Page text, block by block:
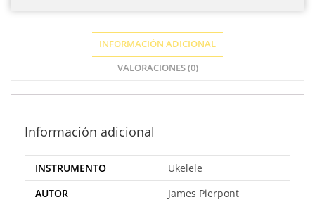
INFORMACIÓN ADICIONAL
VALORACIONES (0)
Información adicional
INSTRUMENTO
Ukelele
AUTOR
James Pierpont